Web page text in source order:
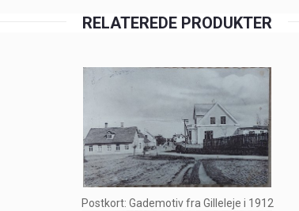
RELATEREDE PRODUKTER
Postkort: Gademotiv fra Gilleleje i 1912